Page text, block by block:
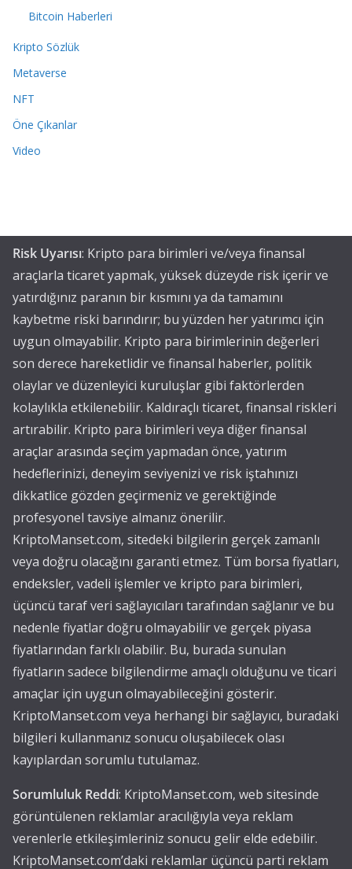
Bitcoin Haberleri
Kripto Sözlük
Metaverse
NFT
Öne Çıkanlar
Video
Risk Uyarısı: Kripto para birimleri ve/veya finansal
araçlarla ticaret yapmak, yüksek düzeyde risk içerir ve
yatırdığınız paranın bir kısmını ya da tamamını
kaybetme riski barındırır; bu yüzden her yatırımcı için
uygun olmayabilir. Kripto para birimlerinin değerleri
son derece hareketlidir ve finansal haberler, politik
olaylar ve düzenleyici kuruluşlar gibi faktörlerden
kolaylıkla etkilenebilir. Kaldıraçlı ticaret, finansal riskleri
artırabilir. Kripto para birimleri veya diğer finansal
araçlar arasında seçim yapmadan önce, yatırım
hedeflerinizi, deneyim seviyenizi ve risk iştahınızı
dikkatlice gözden geçirmeniz ve gerektiğinde
profesyonel tavsiye almanız önerilir.
KriptoManset.com, sitedeki bilgilerin gerçek zamanlı
veya doğru olacağını garanti etmez. Tüm borsa fiyatları,
endeksler, vadeli işlemler ve kripto para birimleri,
üçüncü taraf veri sağlayıcıları tarafından sağlanır ve bu
nedenle fiyatlar doğru olmayabilir ve gerçek piyasa
fiyatlarından farklı olabilir. Bu, burada sunulan
fiyatların sadece bilgilendirme amaçlı olduğunu ve ticari
amaçlar için uygun olmayabileceğini gösterir.
KriptoManset.com veya herhangi bir sağlayıcı, buradaki
bilgileri kullanmanız sonucu oluşabilecek olası
kayıplardan sorumlu tutulamaz.
Sorumluluk Reddi: KriptoManset.com, web sitesinde
görüntülenen reklamlar aracılığıyla veya reklam
verenlerle etkileşimleriniz sonucu gelir elde edebilir.
KriptoManset.com’daki reklamlar üçüncü parti reklam